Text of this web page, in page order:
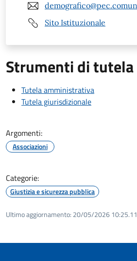
Sito Istituzionale
Strumenti di tutela
Tutela amministrativa
Tutela giurisdizionale
Argomenti:
Associazioni
Categorie:
Giustizia e sicurezza pubblica
Ultimo aggiornamento: 20/05/2026 10:25.11